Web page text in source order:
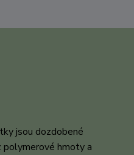
jsou dozdobené
polymerové hmoty a